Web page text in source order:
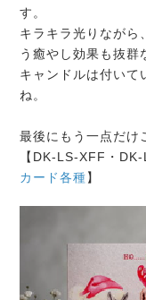
す。
キラキラ光りながら
う癒やし効果も抜群
キャンドルは付いて
ね。
最後にもう一点だけ
【DK-LS-XFF・
カード各種】